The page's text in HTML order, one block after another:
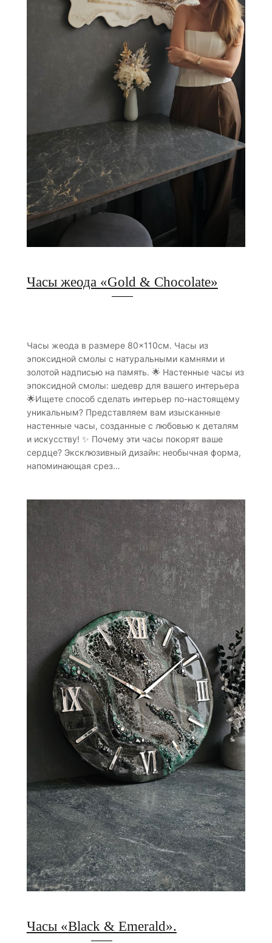
Часы жеода «Gold & Chocolate»
Часы жеода в размере 80×110см. Часы из
эпоксидной смолы с натуральными камнями и
золотой надписью на память. 🌟 Настенные часы из
эпоксидной смолы: шедевр для вашего интерьера
🌟Ищете способ сделать интерьер по-настоящему
уникальным? Представляем вам изысканные
настенные часы, созданные с любовью к деталям
и искусству! ✨ Почему эти часы покорят ваше
сердце? Эксклюзивный дизайн: необычная форма,
напоминающая срез…
Часы «Black & Emerald».